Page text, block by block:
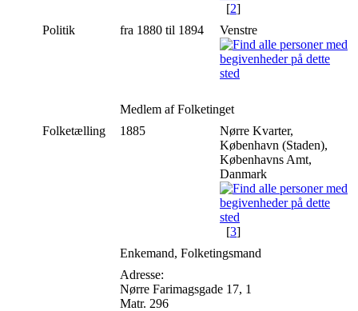
[2]
Politik
fra 1880 til 1894 Venstre
Medlem af Folketinget
Folketælling
1885
Nørre Kvarter,
København (Staden),
Københavns Amt,
Danmark
[3]
Enkemand, Folketingsmand
Adresse:
Nørre Farimagsgade 17, 1
Matr. 296